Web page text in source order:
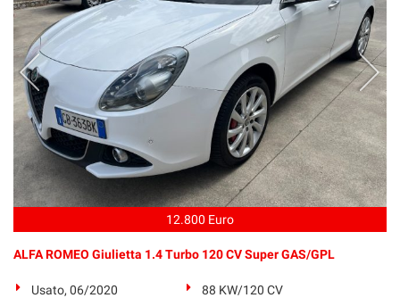
12.800 Euro
ALFA ROMEO Giulietta 1.4 Turbo 120 CV Super GAS/GPL
Usato, 06/2020
88 KW/120 CV